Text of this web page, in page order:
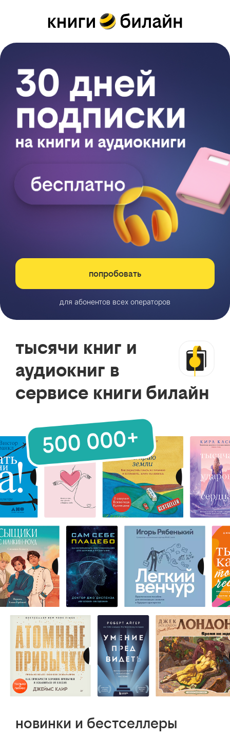
попробовать
для абонентов всех операторов
тысячи книг и
аудиокниг в
сервисе книги билайн
новинки и бестселлеры